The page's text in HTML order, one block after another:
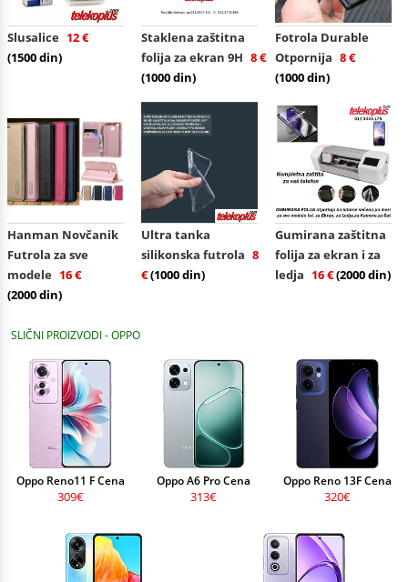
Slusalice 12 €
(1500 din)
Staklena zaštitna
folija za ekran 9H 8 €
(1000 din)
Fotrola Durable
Otpornija 8 €
(1000 din)
Hanman Novčanik
Futrola za sve
modele 16 €
(2000 din)
Ultra tanka
silikonska futrola 8
€(1000 din)
Gumirana zaštitna
folija za ekran i za
ledja 16 €(2000 din)
SLIČNI PROIZVODI - OPPO
Oppo Reno11 F Cena
309€
Oppo A6 Pro Cena
313€
Oppo Reno 13F Cena
320€